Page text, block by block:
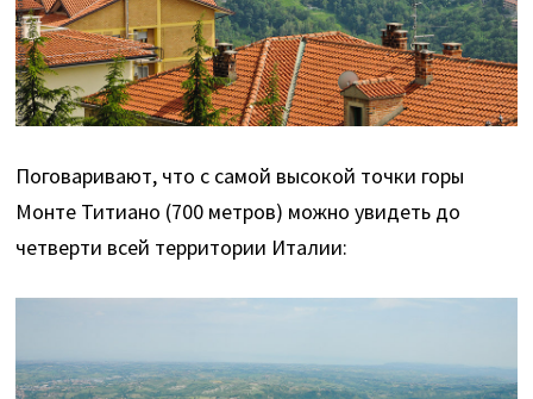
Поговаривают, что с самой высокой точки горы
Монте Титиано (700 метров) можно увидеть до
четверти всей территории Италии: